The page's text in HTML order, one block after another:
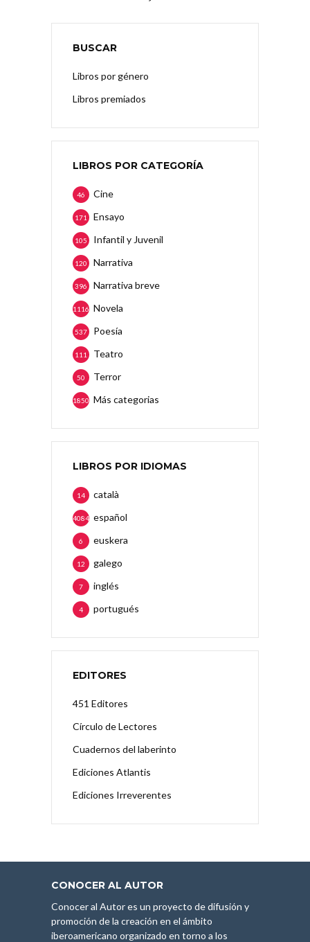
BUSCAR
Libros por género
Libros premiados
LIBROS POR CATEGORÍA
Cine
46
Ensayo
171
Infantil y Juvenil
105
Narrativa
120
Narrativa breve
396
Novela
1116
Poesía
537
Teatro
111
Terror
50
Más categorias
1850
LIBROS POR IDIOMAS
català
14
español
4084
euskera
6
galego
12
inglés
7
portugués
4
EDITORES
451 Editores
Círculo de Lectores
Cuadernos del laberinto
Ediciones Atlantis
Ediciones Irreverentes
CONOCER AL AUTOR
Conocer al Autor es un proyecto de difusión y
promoción de la creación en el ámbito
iberoamericano organizado en torno a los